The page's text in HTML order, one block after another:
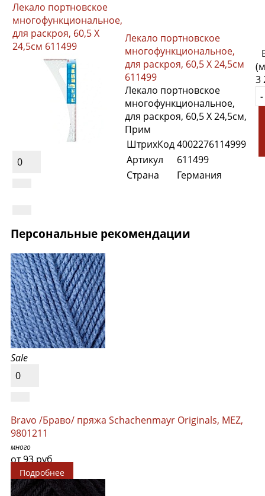
Лекало портновское
многофункциональное,
для раскроя, 60,5 X
24,5см 611499
0
Лекало портновское
многофункциональное,
для раскроя, 60,5 X 24,5см
611499
Лекало портновское
многофункциональное,
для раскроя, 60,5 X 24,5см,
Прим
ШтрихКод4002276114999
Артикул
611499
Страна
Германия
3
Персональные рекомендации
Sale
0
Bravo /Браво/ пряжа Schachenmayr Originals, MEZ,
9801211
много
от 93 руб
Подробнее